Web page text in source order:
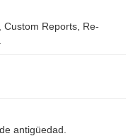
Custom Reports, Re-
antigüedad.